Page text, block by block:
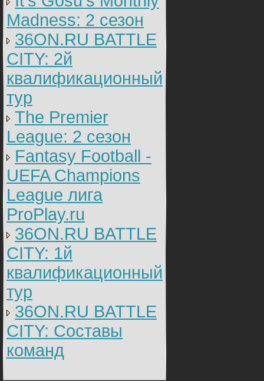
Madness: 2 сезон
36ON.RU BATTLE
CITY: 2й
квалификационный
тур
The Premier
League: 2 cезон
Fantasy Football -
UEFA Champions
League лига
ProPlay.ru
36ON.RU BATTLE
CITY: 1й
квалификационный
тур
36ON.RU BATTLE
CITY: Составы
команд